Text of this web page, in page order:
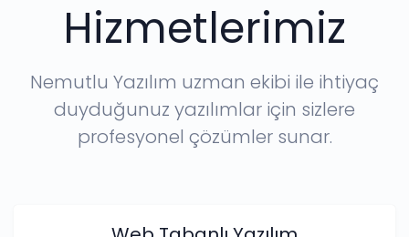
Hizmetlerimiz
Nemutlu Yazılım uzman ekibi ile ihtiyaç
duyduğunuz yazılımlar için sizlere
profesyonel çözümler sunar.